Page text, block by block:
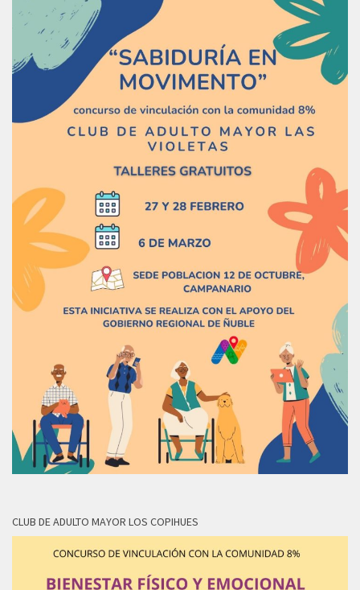
CLUB DE ADULTO MAYOR LOS COPIHUES